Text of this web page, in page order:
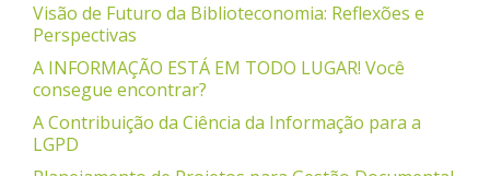
Visão de Futuro da Biblioteconomia: Reflexões e
Perspectivas
A INFORMAÇÃO ESTÁ EM TODO LUGAR! Você
consegue encontrar?
A Contribuição da Ciência da Informação para a
LGPD